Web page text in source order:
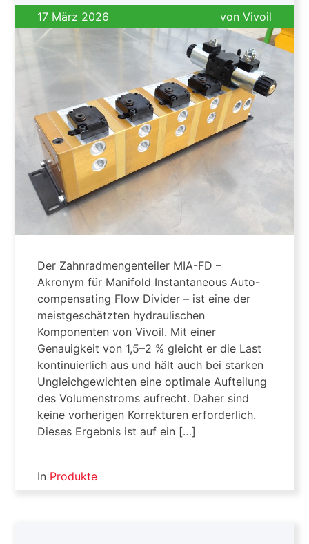
17 März 2026 von Vivoil
Der Zahnradmengenteiler MIA-FD –
Akronym für Manifold Instantaneous Auto-
compensating Flow Divider – ist eine der
meistgeschätzten hydraulischen
Komponenten von Vivoil. Mit einer
Genauigkeit von 1,5–2 % gleicht er die Last
kontinuierlich aus und hält auch bei starken
Ungleichgewichten eine optimale Aufteilung
des Volumenstroms aufrecht. Daher sind
keine vorherigen Korrekturen erforderlich.
Dieses Ergebnis ist auf ein […]
In Produkte